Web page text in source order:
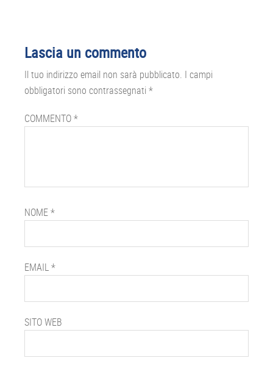
Interazioni
del
lettore
Lascia un commento
Il tuo indirizzo email non sarà pubblicato. I campi
obbligatori sono contrassegnati *
COMMENTO*
NOME*
EMAIL*
SITO WEB